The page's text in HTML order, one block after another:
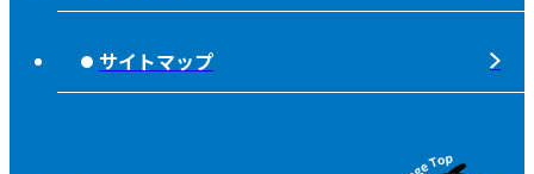
個人情報について
サイトマップ